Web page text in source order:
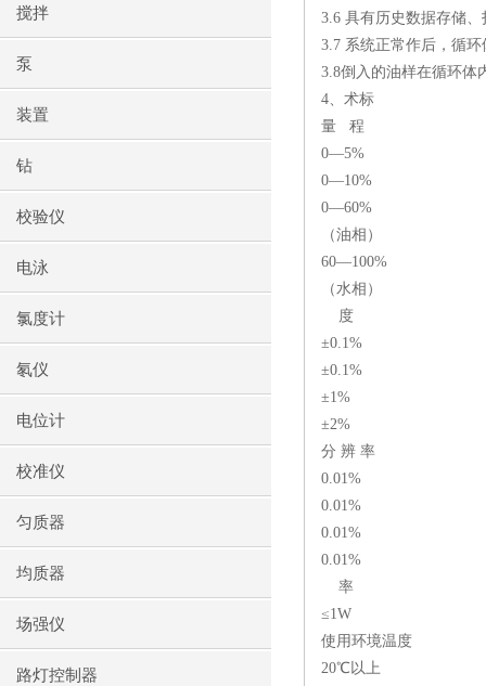
搅拌
泵
装置
钻
校验仪
电泳
氯度计
氡仪
电位计
校准仪
匀质器
均质器
场强仪
路灯控制器
3.6 具有历史数据存储、
3.7 系统正常作后，循
3.8倒入的油样在循环体
4、术标
量 程
0—5%
0—10%
0—60%
（油相）
60—100%
（水相）
度
±0.1%
±0.1%
±1%
±2%
分 辨 率
0.01%
0.01%
0.01%
0.01%
率
≤1W
使用环境温度
20℃以上